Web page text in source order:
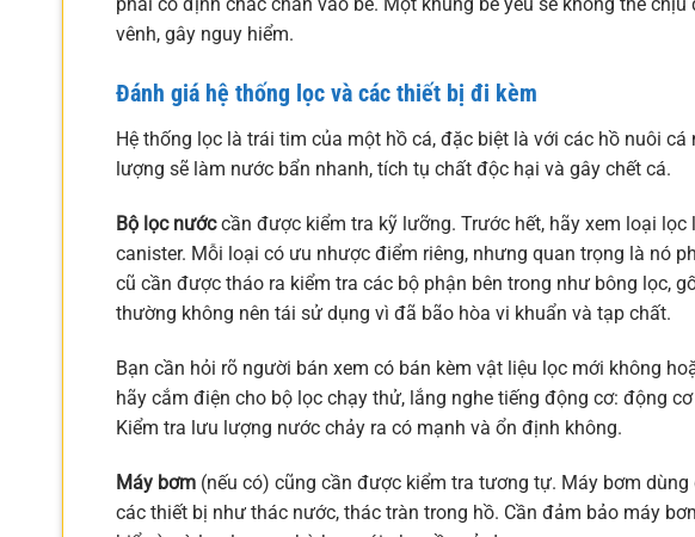
phải cố định chắc chắn vào bể. Một khung bể yếu sẽ không thể
vênh, gây nguy hiểm.
Đánh giá hệ thống lọc và các thiết bị đi kèm
Hệ thống lọc là trái tim của một hồ cá, đặc biệt là với các hồ nuôi
lượng sẽ làm nước bẩn nhanh, tích tụ chất độc hại và gây chết cá.
Bộ lọc nướccần được kiểm tra kỹ lưỡng. Trước hết, hãy xem loại
canister. Mỗi loại có ưu nhược điểm riêng, nhưng quan trọng là nó
cũ cần được tháo ra kiểm tra các bộ phận bên trong như bông lọc,
thường không nên tái sử dụng vì đã bão hòa vi khuẩn và tạp chất.
Bạn cần hỏi rõ người bán xem có bán kèm vật liệu lọc mới không
hãy cắm điện cho bộ lọc chạy thử, lắng nghe tiếng động cơ: động
Kiểm tra lưu lượng nước chảy ra có mạnh và ổn định không.
Máy bơm (nếu có) cũng cần được kiểm tra tương tự. Máy bơm
các thiết bị như thác nước, thác tràn trong hồ. Cần đảm bảo máy